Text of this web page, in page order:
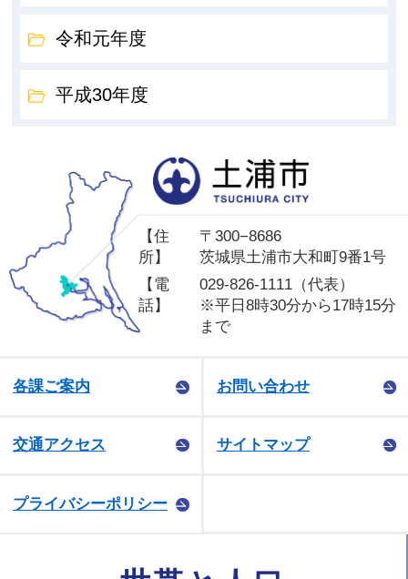
令和元年度
平成30年度
【住
所】
〒300−8686
茨城県土浦市大和町9番1号
【電
話】
029-826-1111（代表）
※平日8時30分から17時15分
まで
各課ご案内 お問い合わせ
交通アクセス サイトマップ
プライバシーポリシー